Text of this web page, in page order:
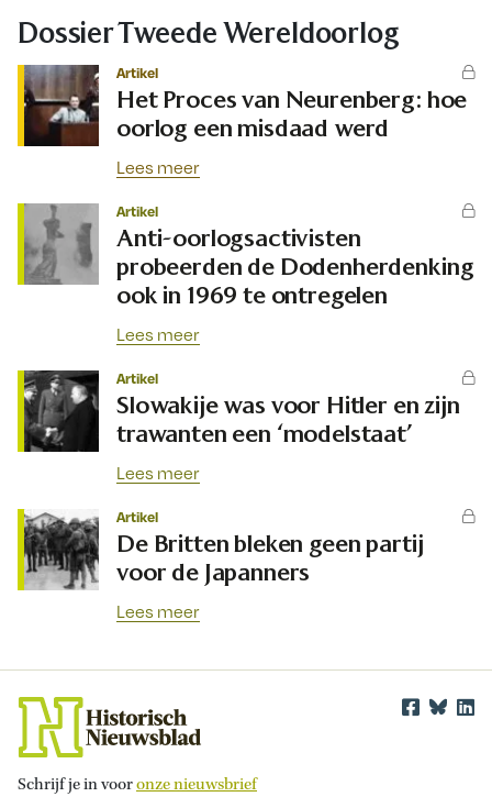
Dossier Tweede Wereldoorlog
Artikel
Het Proces van Neurenberg: hoe
oorlog een misdaad werd
Lees meer
Artikel
Anti-oorlogsactivisten
probeerden de Dodenherdenking
ook in 1969 te ontregelen
Lees meer
Artikel
Slowakije was voor Hitler en zijn
trawanten een ‘modelstaat’
Lees meer
Artikel
De Britten bleken geen partij
voor de Japanners
Lees meer
Schrijf je in vooronze nieuwsbrief